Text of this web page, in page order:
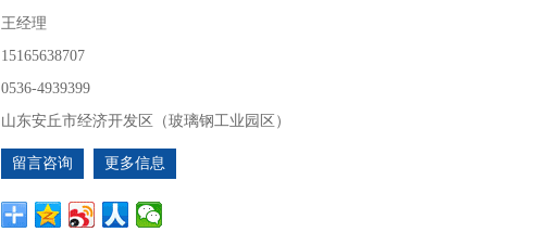
王经理
15165638707
0536-4939399
山东安丘市经济开发区（玻璃钢工业园区）
留言咨询 更多信息